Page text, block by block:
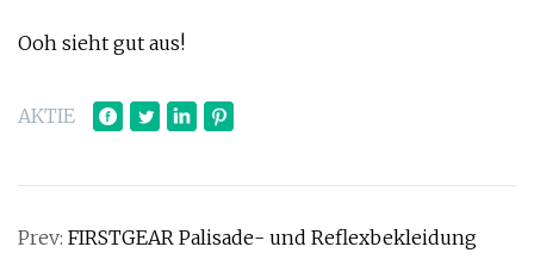
Ooh sieht gut aus!
AKTIE
Prev: FIRSTGEAR Palisade- und Reflexbekleidung